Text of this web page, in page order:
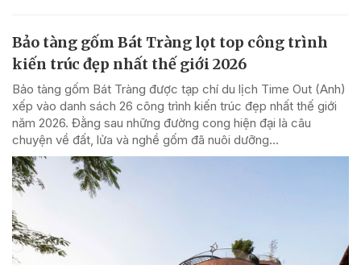
Bảo tàng gốm Bát Tràng lọt top công trình
kiến trúc đẹp nhất thế giới 2026
Bảo tàng gốm Bát Tràng được tạp chí du lịch Time Out (Anh)
xếp vào danh sách 26 công trình kiến trúc đẹp nhất thế giới
năm 2026. Đằng sau những đường cong hiện đại là câu
chuyện về đất, lửa và nghề gốm đã nuôi dưỡng...